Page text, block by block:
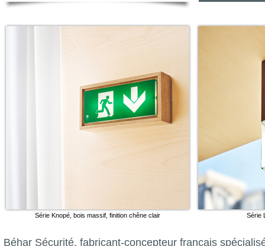
Série Knopé, bois massif, finition chêne clair Série
Béhar Sécurité, fabricant-concepteur français